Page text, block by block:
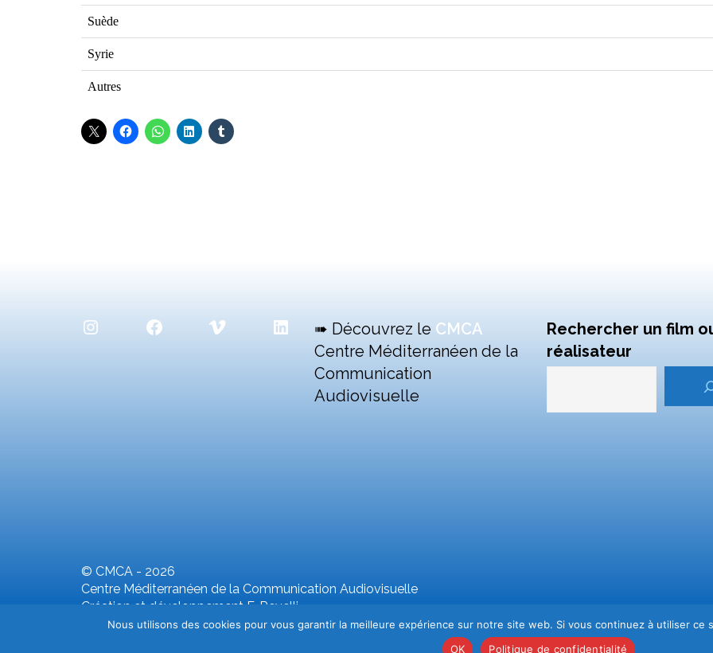
Suède
Syrie
Autres
InstagramFacebookVimeo LinkedIn➠ Découvrez le CMCA
Centre Méditerranéen de la
Communication
Audiovisuelle
Rechercher un film
réalisateur
© CMCA - 2026
Centre Méditerranéen de la Communication Audiovisuelle
Création et développement F. Revelli
Nous utilisons des cookies pour vous garantir la meilleure expérience sur notre site web. Si vous continuez à utiliser
OK
Politique de confidentialité